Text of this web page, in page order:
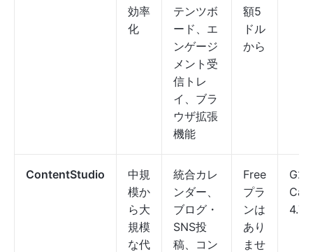
効率
化
テンツボ
ード、エ
ンゲージ
メント受
信トレ
イ、ブラ
ウザ拡張
機能
額5
ドル
から
ContentStudio
中規
模か
ら大
規模
な代
統合カレ
ンダー、
ブログ・
SNS投
稿、コン
Free
プラ
ンは
あり
ませ
G2
4.7/